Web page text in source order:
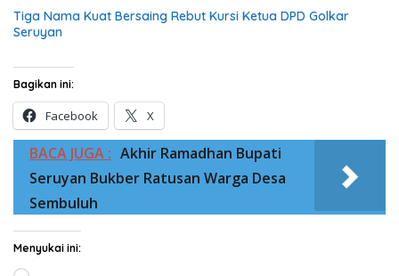
Tiga Nama Kuat Bersaing Rebut Kursi Ketua DPD Golkar
Seruyan
Bagikan ini:
Facebook X
BACA JUGA : Akhir Ramadhan Bupati
Seruyan Bukber Ratusan Warga Desa
Sembuluh
Menyukai ini:
Memuat...